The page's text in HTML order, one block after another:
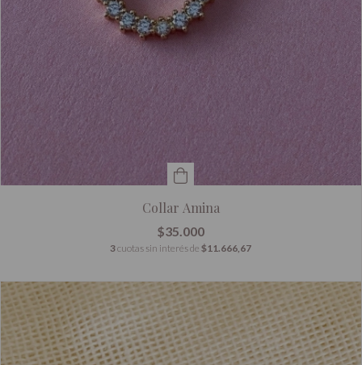
Collar Amina
$35.000
3cuotas sin interés de $11.666,67